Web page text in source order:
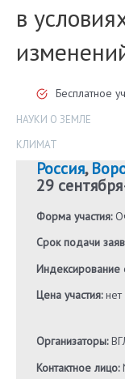
в
Бесплатное
НАУКИ О ЗЕМЛЕ
КЛИМАТ
Россия,
29 сентября
Форма участия:
Срок подачи
Индексирование
Цена участия:нет
Организаторы:
Контактное лицо: